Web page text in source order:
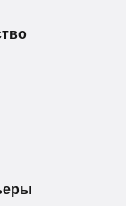
в темах и
задания.
— команда
Решат
и помогут
конца.